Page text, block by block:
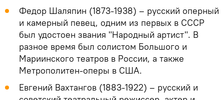
Федор Шаляпин (1873-1938) – русский оперный
и камерный певец, одним из первых в СССР
был удостоен звания "Народный артист". В
разное время был солистом Большого и
Мариинского театров в России, а также
Метрополитен-оперы в США.
Евгений Вахтангов (1883-1922) – русский и